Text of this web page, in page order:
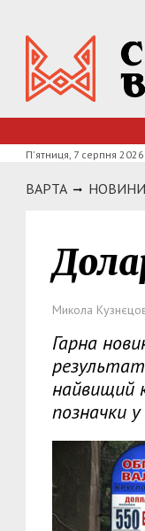
П'ятниця, 7 серпня 2026
ВАРТА НОВИНИ
Микола
Гарна
найвищий
позначки